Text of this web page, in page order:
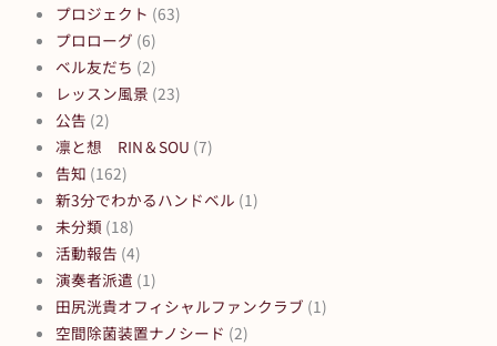
プロジェクト (63)
プロローグ (6)
ベル友だち (2)
レッスン風景 (23)
公告 (2)
凛と想 RIN＆SOU (7)
告知 (162)
新3分でわかるハンドベル (1)
未分類 (18)
活動報告 (4)
演奏者派遣 (1)
田尻洸貴オフィシャルファンクラブ (1)
空間除菌装置ナノシード (2)